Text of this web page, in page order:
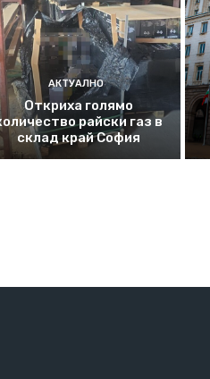
АКТУАЛНО
Откриха голямо
райски газ в
склад край София